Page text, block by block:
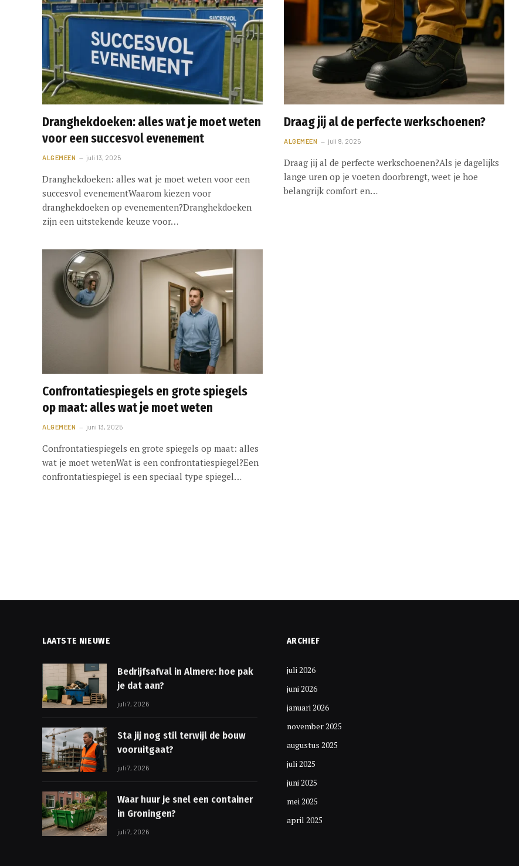
Dranghekdoeken: alles wat je moet weten
voor een succesvol evenement
ALGEMEEN juli 13, 2025
Dranghekdoeken: alles wat je moet weten voor een
succesvol evenementWaarom kiezen voor
dranghekdoeken op evenementen?Dranghekdoeken
zijn een uitstekende keuze voor…
Draag jij al de perfecte werkschoenen?
ALGEMEEN juli 9, 2025
Draag jij al de perfecte werkschoenen?Als je dagelijks
lange uren op je voeten doorbrengt, weet je hoe
belangrijk comfort en…
Confrontatiespiegels en grote spiegels
op maat: alles wat je moet weten
ALGEMEEN juni 13, 2025
Confrontatiespiegels en grote spiegels op maat: alles
wat je moet wetenWat is een confrontatiespiegel?Een
confrontatiespiegel is een speciaal type spiegel…
LAATSTE NIEUWE
Bedrijfsafval in Almere: hoe pak
je dat aan?
juli 7, 2026
Sta jij nog stil terwijl de bouw
vooruitgaat?
juli 7, 2026
Waar huur je snel een container
in Groningen?
juli 7, 2026
ARCHIEF
juli 2026
juni 2026
januari 2026
november 2025
augustus 2025
juli 2025
juni 2025
mei 2025
april 2025